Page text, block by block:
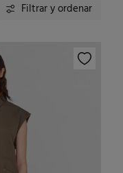
Filtrar y ordenar